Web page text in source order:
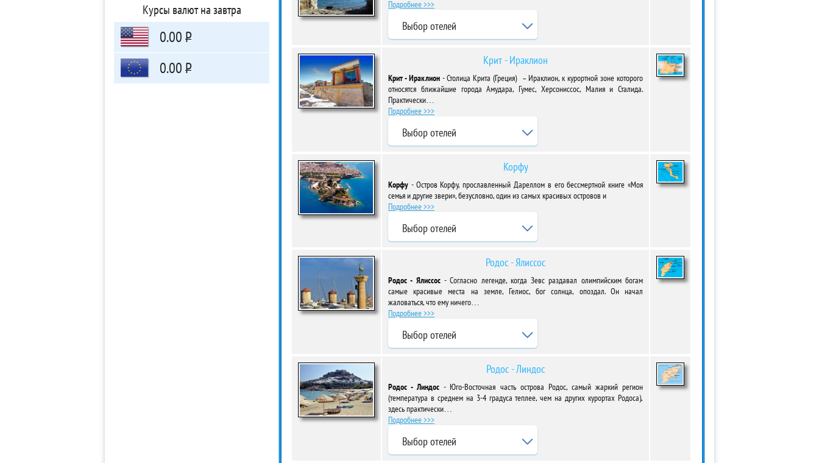
Курсы валют на завтра
0.00Р
0.00Р
Подробнее >>>
Выбор отелей
Крит - Ираклион
Крит - Ираклион - Столица Крита (Греция) – Ираклион, к курортной зоне которого
относятся ближайшие города Амудара, Гумес, Херсониссос, Малия и Сталида.
Практически…
Подробнее >>>
Выбор отелей
Корфу
Корфу - Остров Корфу, прославленный Дареллом в его бессмертной книге «Моя
семья и другие звери», безусловно, один из самых красивых островов и
Подробнее >>>
Выбор отелей
Родос - Ялисcос
Родос - Ялисcос- Согласно легенде, когда Зевс раздавал олимпийским богам
самые красивые места на земле, Гелиос, бог солнца, опоздал. Он начал
жаловаться, что ему ничего…
Подробнее >>>
Выбор отелей
Родос - Линдос
Родос - Линдос - Юго-Восточная часть острова Родос, самый жаркий регион
(температура в среднем на 3-4 градуса теплее, чем на других курортах Родоса),
здесь практически…
Подробнее >>>
Выбор отелей